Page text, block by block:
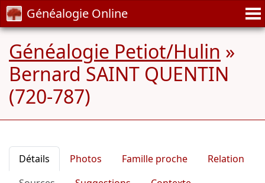
Généalogie Online
Généalogie Petiot/Hulin »
Bernard SAINT QUENTIN
(720-787)
Détails Photos Famille proche
Relation